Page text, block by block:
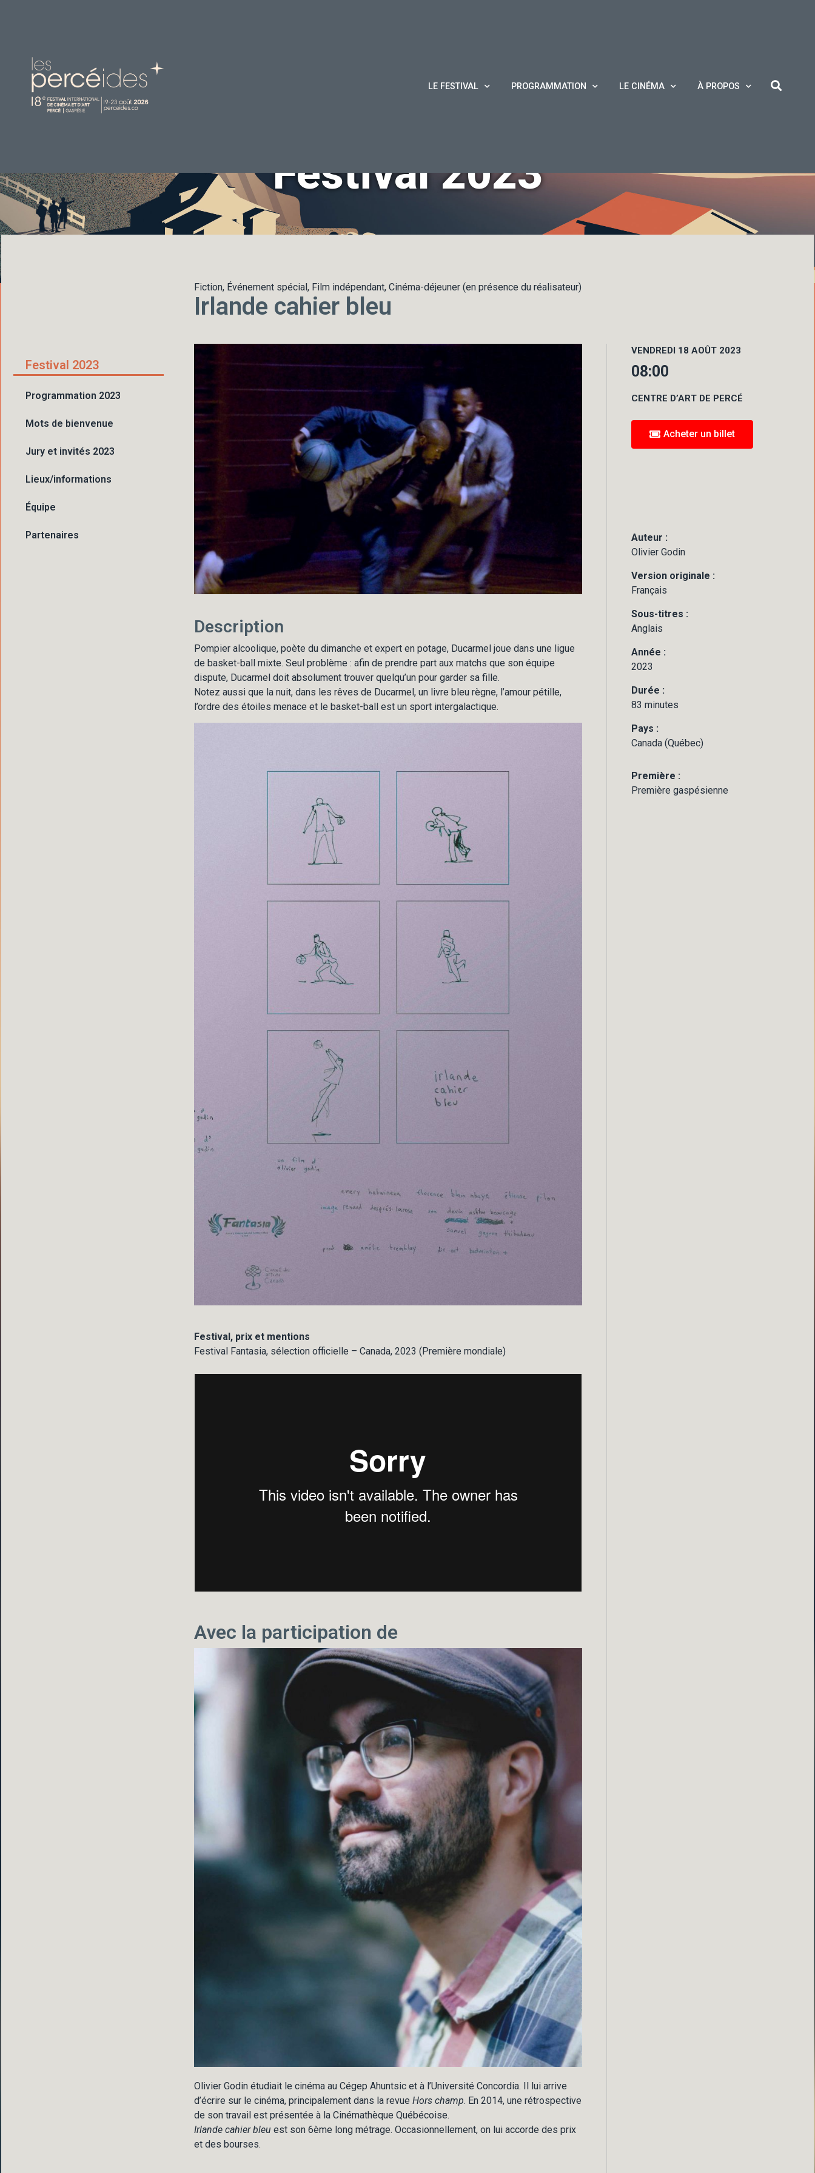
LE FESTIVAL PROGRAMMATION LE CINÉMA À PROPOS
Festival2023
Festival 2023
Programmation 2023
Mots de bienvenue
Jury et invités 2023
Lieux/informations
Équipe
Partenaires
Fiction, Événement spécial, Film indépendant, Cinéma-déjeuner (en présence du réalisateur)
Irlande cahier bleu
Description
Pompier alcoolique, poète du dimanche et expert en potage, Ducarmel joue dans une ligue
de basket-ball mixte. Seul problème : afin de prendre part aux matchs que son équipe
dispute, Ducarmel doit absolument trouver quelqu’un pour garder sa fille.
Notez aussi que la nuit, dans les rêves de Ducarmel, un livre bleu règne, l’amour pétille,
l’ordre des étoiles menace et le basket-ball est un sport intergalactique.
Festival, prix et mentions
Festival Fantasia, sélection officielle – Canada, 2023 (Première mondiale)
Avec la participation de
Olivier Godin étudiait le cinéma au Cégep Ahuntsic et à l’Université Concordia. Il lui arrive
d’écrire sur le cinéma, principalement dans la revue Hors champ. En 2014, une rétrospective
de son travail est présentée à la Cinémathèque Québécoise.
Irlande cahier bleu est son 6ème long métrage. Occasionnellement, on lui accorde des prix
et des bourses.
VENDREDI 18 AOÛT 2023
08:00
CENTRE D’ART DE PERCÉ
Acheter un billet
Auteur :
Olivier Godin
Version originale :
Français
Sous-titres :
Anglais
Année :
2023
Durée :
83 minutes
Pays :
Canada (Québec)
Première :
Première gaspésienne